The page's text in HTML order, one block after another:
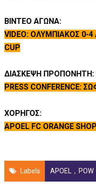
ΒΙΝΤΕΟ ΑΓΩΝΑ:
VIDEO: ΟΛΥΜΠΙΑΚΟΣ 0-
CUP
ΔΙΑΣΚΕΨΗ ΠΡΟΠΟΝΗΤΗ:
PRESS CONFERENCE:
ΧΟΡΗΓΟΣ:
APOEL FC ORANGE SHOP
Labels APOEL , POW